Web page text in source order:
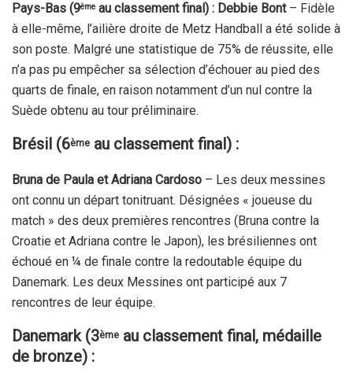
Pays-Bas (9ème au classement final) : Debbie Bont– Fidèle
à elle-même, l’ailière droite de Metz Handball a été solide à
son poste. Malgré une statistique de 75% de réussite, elle
n’a pas pu empêcher sa sélection d’échouer au pied des
quarts de finale, en raison notamment d’un nul contre la
Suède obtenu au tour préliminaire.
Brésil (6ème au classement final) :
Bruna de Paula et Adriana Cardoso – Les deux messines
ont connu un départ tonitruant. Désignées « joueuse du
match » des deux premières rencontres (Bruna contre la
Croatie et Adriana contre le Japon), les brésiliennes ont
échoué en ¼ de finale contre la redoutable équipe du
Danemark. Les deux Messines ont participé aux 7
rencontres de leur équipe.
Danemark (3ème au classement final, médaille
de bronze) :